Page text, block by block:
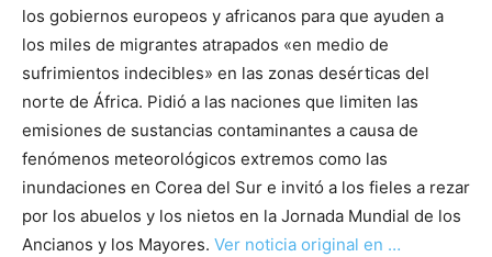
los gobiernos europeos y africanos para que ayuden a
los miles de migrantes atrapados «en medio de
sufrimientos indecibles» en las zonas desérticas del
norte de África. Pidió a las naciones que limiten las
emisiones de sustancias contaminantes a causa de
fenómenos meteorológicos extremos como las
inundaciones en Corea del Sur e invitó a los fieles a rezar
por los abuelos y los nietos en la Jornada Mundial de los
Ancianos y los Mayores. Ver noticia original en …